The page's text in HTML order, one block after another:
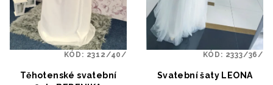
Těhotenské svatební
KÓD: 2312/40/
Svatební šaty LEONA
KÓD: 2333/36/